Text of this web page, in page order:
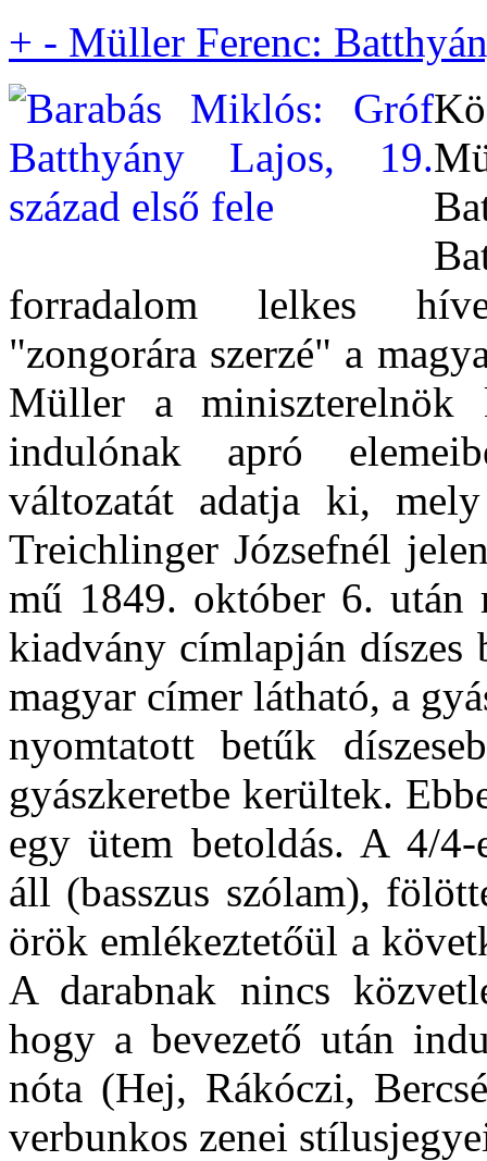
+ - Müller Ferenc:
forradalom lelkes
"zongorára szerzé" a
Müller a miniszterelnök
indulónak apró
változatát adatja ki,
Treichlinger Józsefnél
mű 1849. október 6. után
kiadvány címlapján díszes
magyar címer látható, a
nyomtatott betűk
gyászkeretbe kerültek.
egy ütem betoldás. A 4/4-
áll (basszus szólam),
örök emlékeztetőül a
A darabnak nincs
hogy a bevezető után
nóta (Hej, Rákóczi,
verbunkos zenei